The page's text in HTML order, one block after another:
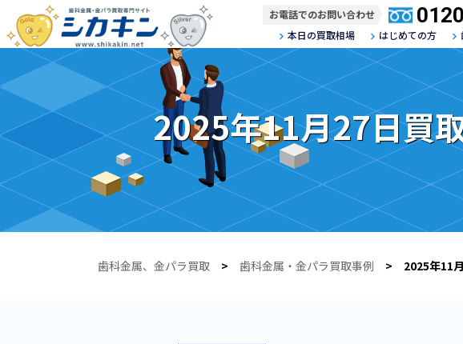
お電話でのお問い合わせ
本日の買取相場 はじめての方
2025年11月27日買
歯科金属、金パラ買取 > 歯科金属・金パラ買取事例 > 2025年11